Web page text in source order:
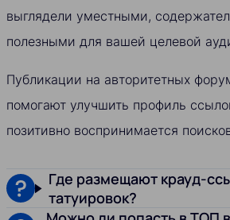
выглядели уместными,
полезными для вашей целевой
Публикации на авторитетных
помогают улучшить профиль
позитивно воспринимается
Где размещают крауд-
татуировок?